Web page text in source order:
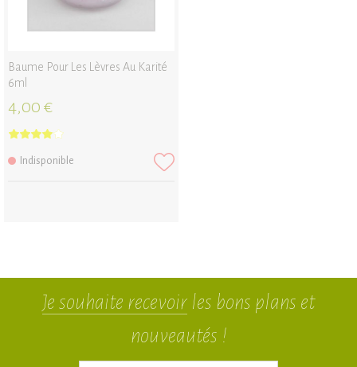
Baume Pour Les Lèvres Au Karité
6ml
4,00 €
Indisponible
Je souhaite recevoirles bons plans et
nouveautés !